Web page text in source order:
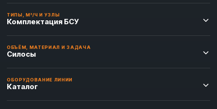
ТИПЫ, М³/Ч И УЗЛЫ
Комплектация БСУ
ОБЪЁМ, МАТЕРИАЛ И ЗАДАЧА
Силосы
ОБОРУДОВАНИЕ ЛИНИИ
Каталог